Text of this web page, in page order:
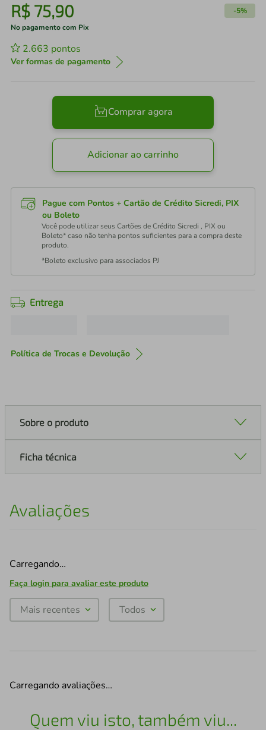
R$ 75,90 -5%
No pagamento com Pix
2.663 pontos
Ver formas de pagamento
Comprar agora
Adicionar ao carrinho
Pague com Pontos + Cartão de Crédito Sicredi, PIX
ou Boleto
Você pode utilizar seus Cartões de Crédito Sicredi , PIX ou
Boleto* caso não tenha pontos suficientes para a compra deste
produto.
*Boleto exclusivo para associados PJ
Entrega
Política de Trocas e Devolução
Sobre o produto
Ficha técnica
Avaliações
Carregando…
Faça login para avaliar este produto
Mais recentes Todos
Carregando avaliações…
Quem viu isto, também viu...